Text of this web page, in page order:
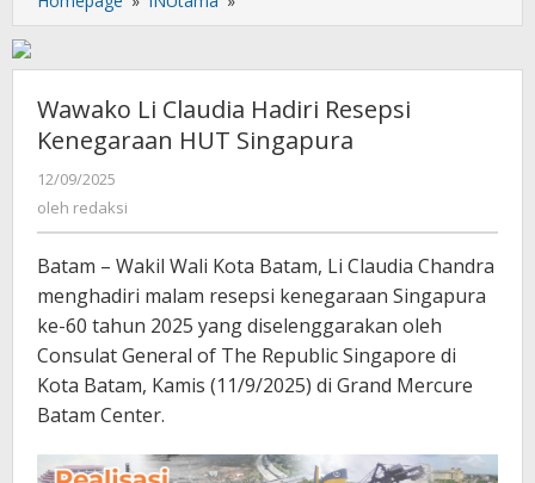
Li
Hadiri
Resepsi
Kenegaraan
HUT
Wawako Li Claudia Hadiri Resepsi
Kenegaraan HUT Singapura
12/09/2025
redaksi
oleh redaksi
Batam – Wakil Wali Kota Batam, Li Claudia Chandra
menghadiri malam resepsi kenegaraan Singapura
ke-60 tahun 2025 yang diselenggarakan oleh
Consulat General of The Republic Singapore di
Kota Batam, Kamis (11/9/2025) di Grand Mercure
Batam Center.